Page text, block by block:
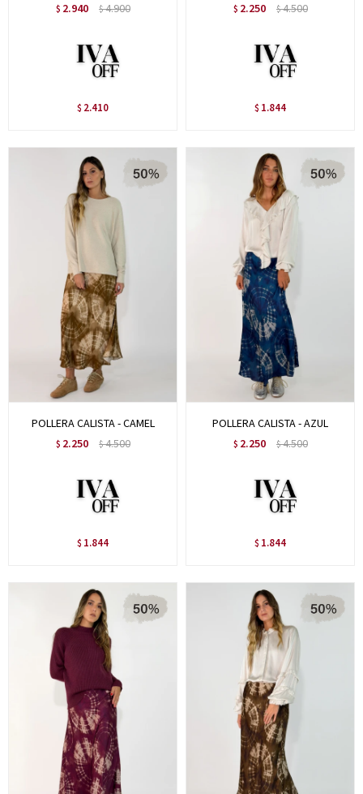
$ 2.940 $4.900
$ 2.410
$ 2.250 $4.500
$ 1.844
POLLERA CALISTA - CAMEL
$ 2.250 $4.500
$ 1.844
POLLERA CALISTA - AZUL
$ 2.250 $4.500
$ 1.844